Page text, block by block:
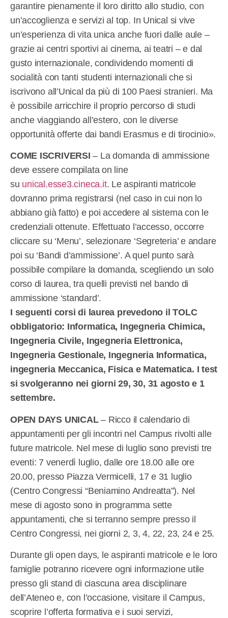
garantire pienamente il loro diritto allo studio, con
un’accoglienza e servizi al top. In Unical si vive
un’esperienza di vita unica anche fuori dalle aule –
grazie ai centri sportivi ai cinema, ai teatri – e dal
gusto internazionale, condividendo momenti di
socialità con tanti studenti internazionali che si
iscrivono all’Unical da più di 100 Paesi stranieri. Ma
è possibile arricchire il proprio percorso di studi
anche viaggiando all’estero, con le diverse
opportunità offerte dai bandi Erasmus e di tirocinio».
COME ISCRIVERSI– La domanda di ammissione
deve essere compilata on line
su unical.esse3.cineca.it. Le aspiranti matricole
dovranno prima registrarsi (nel caso in cui non lo
abbiano già fatto) e poi accedere al sistema con le
credenziali ottenute. Effettuato l’accesso, occorre
cliccare su ‘Menu’, selezionare ‘Segreteria’ e andare
poi su ‘Bandi d’ammissione’. A quel punto sarà
possibile compilare la domanda, scegliendo un solo
corso di laurea, tra quelli previsti nel bando di
ammissione ‘standard’.
I seguenti corsi di laurea prevedono il TOLC
obbligatorio: Informatica, Ingegneria Chimica,
Ingegneria Civile, Ingegneria Elettronica,
Ingegneria Gestionale, Ingegneria Informatica,
ingegneria Meccanica, Fisica e Matematica. I test
si svolgeranno nei giorni 29, 30, 31 agosto e 1
settembre.
OPEN DAYS UNICAL– Ricco il calendario di
appuntamenti per gli incontri nel Campus rivolti alle
future matricole. Nel mese di luglio sono previsti tre
eventi: 7 venerdì luglio, dalle ore 18.00 alle ore
20.00, presso Piazza Vermicelli, 17 e 31 luglio
(Centro Congressi “Beniamino Andreatta”). Nel
mese di agosto sono in programma sette
appuntamenti, che si terranno sempre presso il
Centro Congressi, nei giorni 2, 3, 4, 22, 23, 24 e 25.
Durante gli open days, le aspiranti matricole e le loro
famiglie potranno ricevere ogni informazione utile
presso gli stand di ciascuna area disciplinare
dell’Ateneo e, con l’occasione, visitare il Campus,
scoprire l’offerta formativa e i suoi servizi,